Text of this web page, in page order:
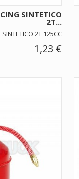
SINTETICO
2T...
2T 125CC
1,23 €